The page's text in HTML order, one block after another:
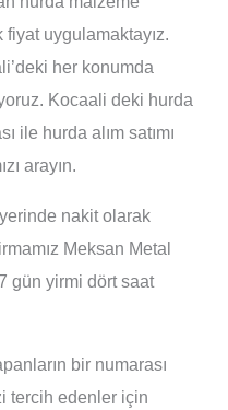
fiyat uygulamaktayız.
her konumda
Kocaali deki hurda
ile hurda alım satımı
arayın.
yerinde nakit olarak
Meksan Metal
gün yirmi dört saat
bir numarası
tercih edenler için